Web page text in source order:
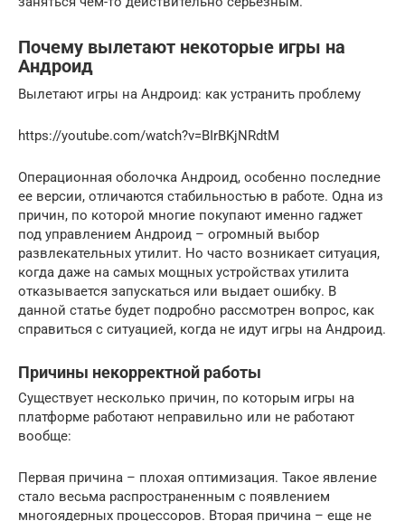
Почему вылетают некоторые игры на
Андроид
Вылетают игры на Андроид: как устранить проблему
https://youtube.com/watch?v=BIrBKjNRdtM
Операционная оболочка Андроид, особенно последние
ее версии, отличаются стабильностью в работе. Одна из
причин, по которой многие покупают именно гаджет
под управлением Андроид – огромный выбор
развлекательных утилит. Но часто возникает ситуация,
когда даже на самых мощных устройствах утилита
отказывается запускаться или выдает ошибку. В
данной статье будет подробно рассмотрен вопрос, как
справиться с ситуацией, когда не идут игры на Андроид.
Причины некорректной работы
Существует несколько причин, по которым игры на
платформе работают неправильно или не работают
вообще:
Первая причина – плохая оптимизация. Такое явление
стало весьма распространенным с появлением
многоядерных процессоров. Вторая причина – еще не